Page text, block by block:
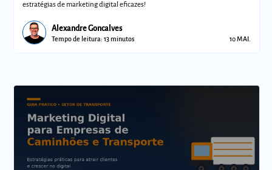
estratégias de marketing digital eficazes!
Alexandre Goncalves
Tempo de leitura: 13 minutos 10 MAI.